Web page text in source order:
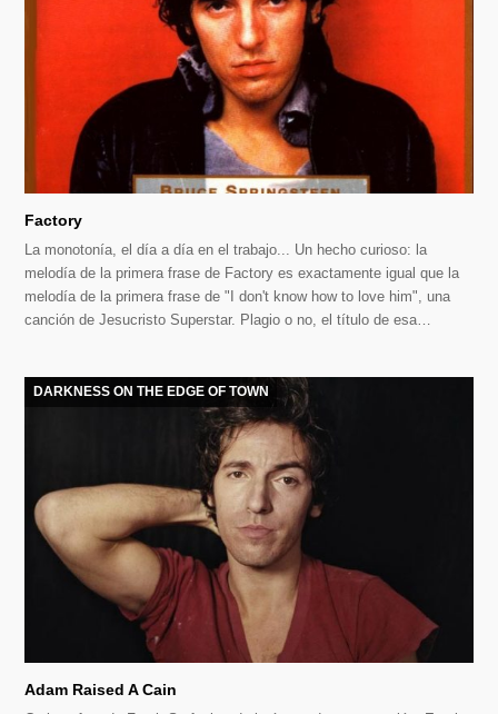
Factory
La monotonía, el día a día en el trabajo... Un hecho curioso: la
melodía de la primera frase de Factory es exactamente igual que la
melodía de la primera frase de "I don't know how to love him", una
canción de Jesucristo Superstar. Plagio o no, el título de esa…
DARKNESS ON THE EDGE OF TOWN
Adam Raised A Cain